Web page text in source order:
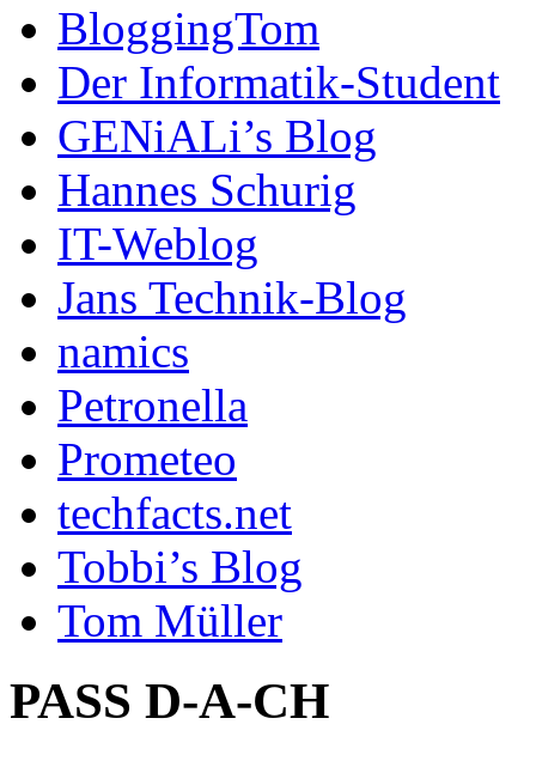
BloggingTom
Der Informatik-Student
GENiALi’s Blog
Hannes Schurig
IT-Weblog
Jans Technik-Blog
namics
Petronella
Prometeo
techfacts.net
Tobbi’s Blog
Tom Müller
PASS D-A-CH